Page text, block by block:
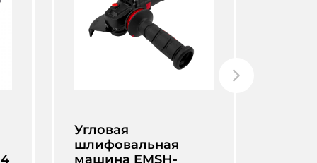
Угловая
шлифовальная
машина EMSH-